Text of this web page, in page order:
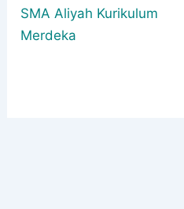
SMA Aliyah Kurikulum
Merdeka